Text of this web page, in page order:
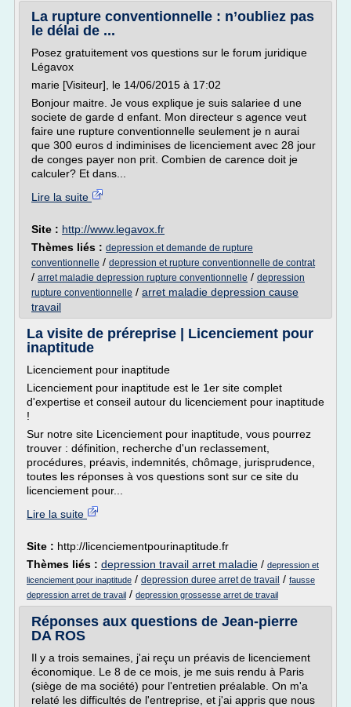
La rupture conventionnelle : n’oubliez pas
le délai de ...
Posez gratuitement vos questions sur le forum juridique
Légavox
marie [Visiteur], le 14/06/2015 à 17:02
Bonjour maitre. Je vous explique je suis salariee d une
societe de garde d enfant. Mon directeur s agence veut
faire une rupture conventionnelle seulement je n aurai
que 300 euros d indiminises de licenciement avec 28 jour
de conges payer non prit. Combien de carence doit je
calculer? Et dans...
Lire la suite
Site : http://www.legavox.fr
Thèmes liés : depression et demande de rupture
conventionnelle / depression et rupture conventionnelle de contrat
/ arret maladie depression rupture conventionnelle / depression
rupture conventionnelle / arret maladie depression cause
travail
La visite de préreprise | Licenciement pour
inaptitude
Licenciement pour inaptitude
Licenciement pour inaptitude est le 1er site complet
d'expertise et conseil autour du licenciement pour inaptitude
!
Sur notre site Licenciement pour inaptitude, vous pourrez
trouver : définition, recherche d'un reclassement,
procédures, préavis, indemnités, chômage, jurisprudence,
toutes les réponses à vos questions sont sur ce site du
licenciement pour...
Lire la suite
Site : http://licenciementpourinaptitude.fr
Thèmes liés : depression travail arret maladie / depression et
licenciement pour inaptitude / depression duree arret de travail / fausse
depression arret de travail / depression grossesse arret de travail
Réponses aux questions de Jean-pierre
DA ROS
Il y a trois semaines, j'ai reçu un préavis de licenciement
économique. Le 8 de ce mois, je me suis rendu à Paris
(siège de ma société) pour l'entretien préalable. On m'a
relaté les difficultés de l'entreprise, et j'ai appris que nous